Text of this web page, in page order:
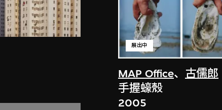
MAP Office、 古儒郎
展出中
手握蠔殼
2005